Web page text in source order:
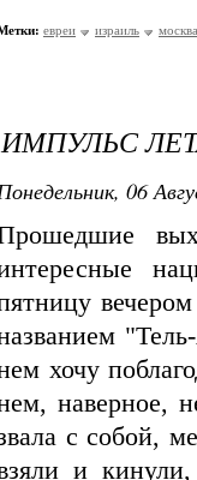
евреи израиль москва
ИМПУЛЬС
06
хочу
наверное,
с собой,
и